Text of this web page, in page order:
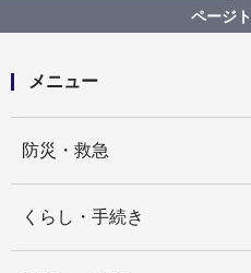
記者発表 2024年度
九都県市省エネ家電買
ページ
メニュー
防災・救急
くらし・手続き